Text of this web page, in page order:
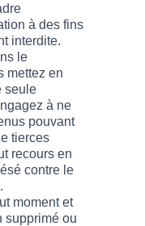
à des fins
interdite.
le
mettez en
seule
à ne
pouvant
tierces
recours en
contre le
moment et
supprimé ou